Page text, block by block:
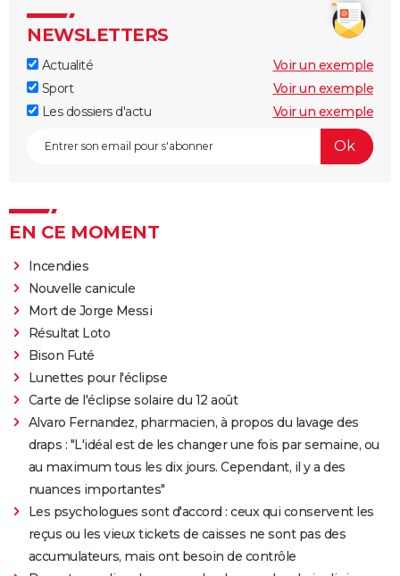
NEWSLETTERS
Actualité
Voir un exemple
Sport
Voir un exemple
Les dossiers d'actu
Voir un exemple
EN CE MOMENT
Incendies
Nouvelle canicule
Mort de Jorge Messi
Résultat Loto
Bison Futé
Lunettes pour l'éclipse
Carte de l'éclipse solaire du 12 août
Alvaro Fernandez, pharmacien, à propos du lavage des
draps : "L'idéal est de les changer une fois par semaine, ou
au maximum tous les dix jours. Cependant, il y a des
nuances importantes"
Les psychologues sont d'accord : ceux qui conservent les
reçus ou les vieux tickets de caisses ne sont pas des
accumulateurs, mais ont besoin de contrôle